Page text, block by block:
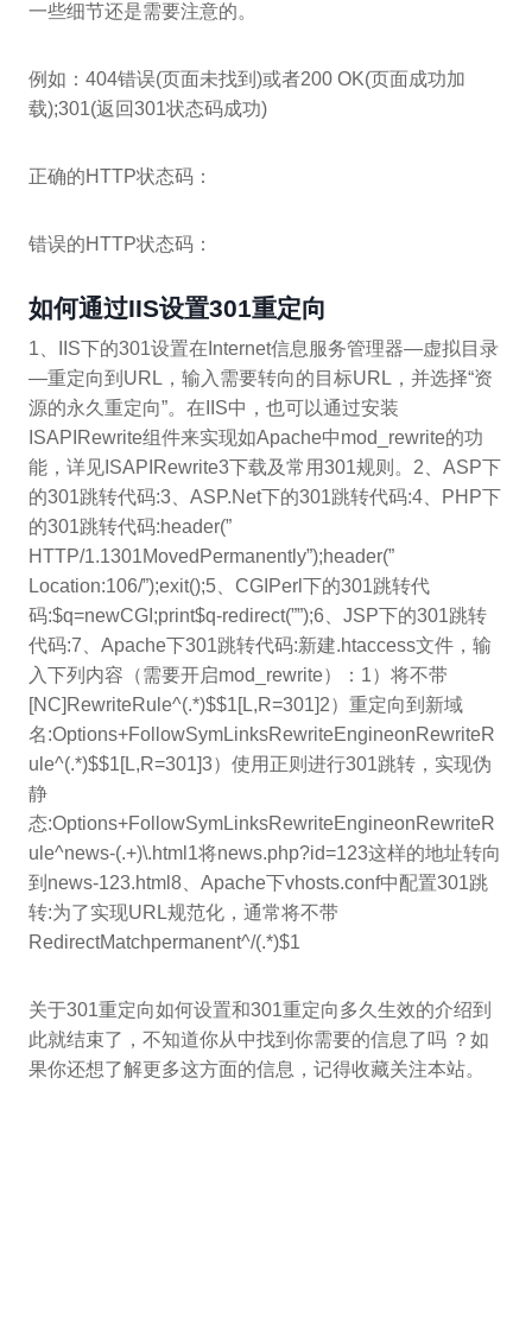
一些细节还是需要注意的。
例如：404错误(页面未找到)或者200 OK(页面成功加
载);301(返回301状态码成功)
正确的HTTP状态码：
错误的HTTP状态码：
如何通过IIS设置301重定向
1、IIS下的301设置在Internet信息服务管理器—虚拟目录
—重定向到URL，输入需要转向的目标URL，并选择“资
源的永久重定向”。在IIS中，也可以通过安装
ISAPIRewrite组件来实现如Apache中mod_rewrite的功
能，详见ISAPIRewrite3下载及常用301规则。2、ASP下
的301跳转代码:3、ASP.Net下的301跳转代码:4、PHP下
的301跳转代码:header(”
HTTP/1.1301MovedPermanently”);header(”
Location:106/”);exit();5、CGIPerl下的301跳转代
码:$q=newCGI;print$q-redirect(””);6、JSP下的301跳转
代码:7、Apache下301跳转代码:新建.htaccess文件，输
入下列内容（需要开启mod_rewrite）：1）将不带
[NC]RewriteRule^(.*)$$1[L,R=301]2）重定向到新域
名:Options+FollowSymLinksRewriteEngineonRewriteR
ule^(.*)$$1[L,R=301]3）使用正则进行301跳转，实现伪
静
态:Options+FollowSymLinksRewriteEngineonRewriteR
ule^news-(.+)\.html1将news.php?id=123这样的地址转向
到news-123.html8、Apache下vhosts.conf中配置301跳
转:为了实现URL规范化，通常将不带
RedirectMatchpermanent^/(.*)$1
关于301重定向如何设置和301重定向多久生效的介绍到
此就结束了，不知道你从中找到你需要的信息了吗 ？如
果你还想了解更多这方面的信息，记得收藏关注本站。